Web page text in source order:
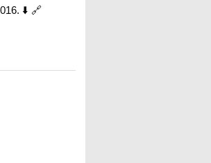
⬇️ 🔗